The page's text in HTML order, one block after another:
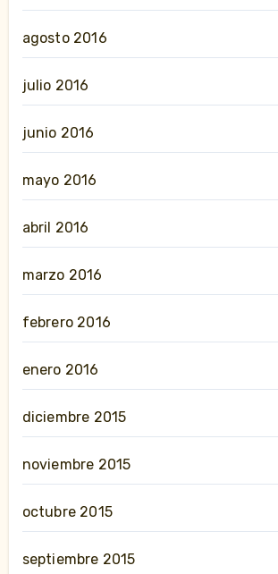
agosto 2016
julio 2016
junio 2016
mayo 2016
abril 2016
marzo 2016
febrero 2016
enero 2016
diciembre 2015
noviembre 2015
octubre 2015
septiembre 2015